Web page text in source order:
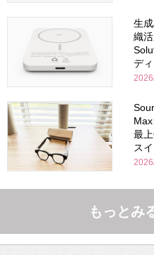
生
織
デ
最
ス
づ
もっとみ